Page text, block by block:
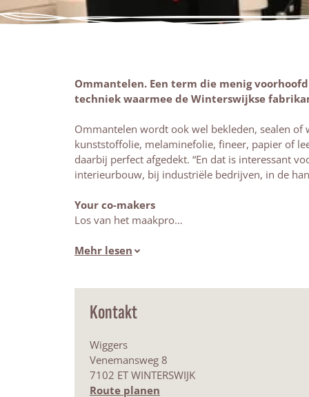
Ommantelen. Een term die menig
techniek waarmee de Winterswijkse
Ommantelen wordt ook wel bekleden, sealen
kunststoffolie, melaminefolie, fineer, papier of
daarbij perfect afgedekt. “En dat is interessant
interieurbouw, bij industriële bedrijven, in de
Your co-makers
Los van het maakpro…
Mehr lesen
Kontakt
Wiggers
Venemansweg 8
7102 ET WINTERSWIJK
Route planen